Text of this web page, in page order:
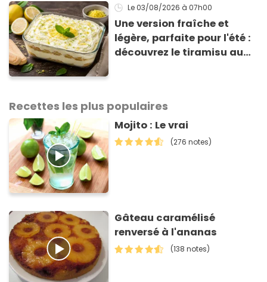
Le 03/08/2026 à 07h00
Une version fraîche et
légère, parfaite pour l'été :
découvrez le tiramisu au
Recettes les plus populaires
Mojito : Le vrai
(276 notes)
Gâteau caramélisé
renversé à l'ananas
(138 notes)